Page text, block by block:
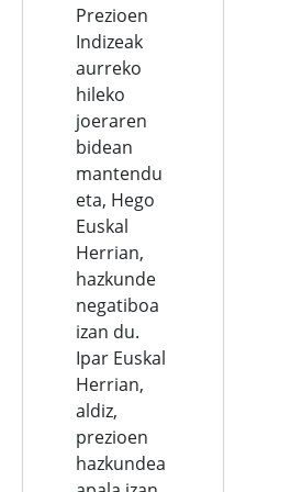
Prezioen
Indizeak
aurreko
hileko
joeraren
bidean
mantendu
eta, Hego
Euskal
Herrian,
hazkunde
negatiboa
izan du.
Ipar Euskal
Herrian,
aldiz,
prezioen
hazkundea